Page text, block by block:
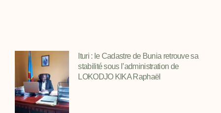
Ituri : le Cadastre de Bunia retrouve sa
stabilité sous l’administration de
LOKODJO KIKA Raphaël